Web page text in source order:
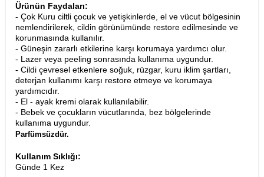
Ürünün Faydaları:
- Çok Kuru ciltli çocuk ve yetişkinlerde, el ve vücut bölgesinin
nemlendirilerek, cildin görünümünde restore edilmesinde ve
korunmasında kullanılır.
- Güneşin zararlı etkilerine karşı korumaya yardımcı olur.
- Lazer veya peeling sonrasında kullanıma uygundur.
- Cildi çevresel etkenlere soğuk, rüzgar, kuru iklim şartları,
deterjan kullanımı karşı restore etmeye ve korumaya
yardımcıdır.
- El - ayak kremi olarak kullanılabilir.
- Bebek ve çocukların vücutlarında, bez bölgelerinde
kullanıma uygundur.
Parfümsüzdür.
Kullanım Sıklığı:
Günde 1 Kez